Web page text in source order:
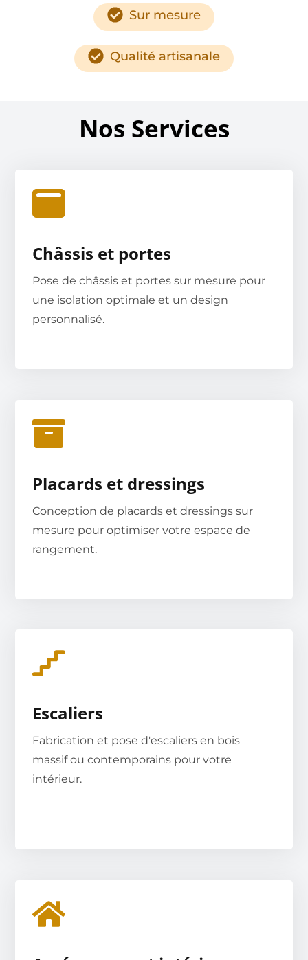
Sur mesure
Qualité artisanale
Nos Services
Châssis et portes
Pose de châssis et portes sur mesure pour
une isolation optimale et un design
personnalisé.
Placards et dressings
Conception de placards et dressings sur
mesure pour optimiser votre espace de
rangement.
Escaliers
Fabrication et pose d'escaliers en bois
massif ou contemporains pour votre
intérieur.